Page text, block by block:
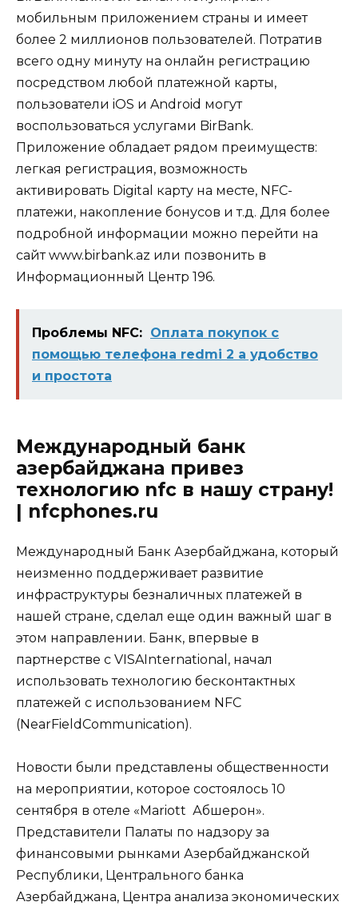
мобильным приложением страны и имеет
более 2 миллионов пользователей. Потратив
всего одну минуту на онлайн регистрацию
посредством любой платежной карты,
пользователи iOS и Android могут
воспользоваться услугами BirBank.
Приложение обладает рядом преимуществ:
легкая регистрация, возможность
активировать Digital карту на месте, NFC-
платежи, накопление бонусов и т.д. Для более
подробной информации можно перейти на
сайтwww.birbank.az или позвонить в
Информационный Центр 196.
Проблемы NFC: Оплата покупок с
помощью телефона redmi 2 a удобство
и простота
Международный банк
азербайджана привез
технологию nfc в нашу страну!
| nfcphones.ru
Международный Банк Азербайджана, который
неизменно поддерживает развитие
инфраструктуры безналичных платежей в
нашей стране, сделал еще один важный шаг в
этом направлении. Банк, впервые в
партнерстве с VISAInternational, начал
использовать технологию бесконтактных
платежей с использованием NFC
(NearFieldCommunication).
Новости были представлены общественности
на мероприятии, которое состоялось 10
сентября в отеле «Mariott Абшерон».
Представители Палаты по надзору за
финансовыми рынками Азербайджанской
Республики, Центрального банка
Азербайджана, Центра анализа экономических